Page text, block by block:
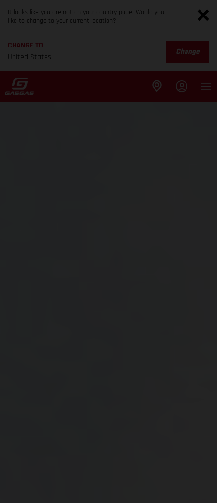
It looks like you are not on your country page. Would you
like to change to your current location?
CHANGE TO
United States
Change